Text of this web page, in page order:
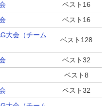
ベスト16
ベスト16
大会（チーム
ベスト128
ベスト32
ベスト8
ベスト32